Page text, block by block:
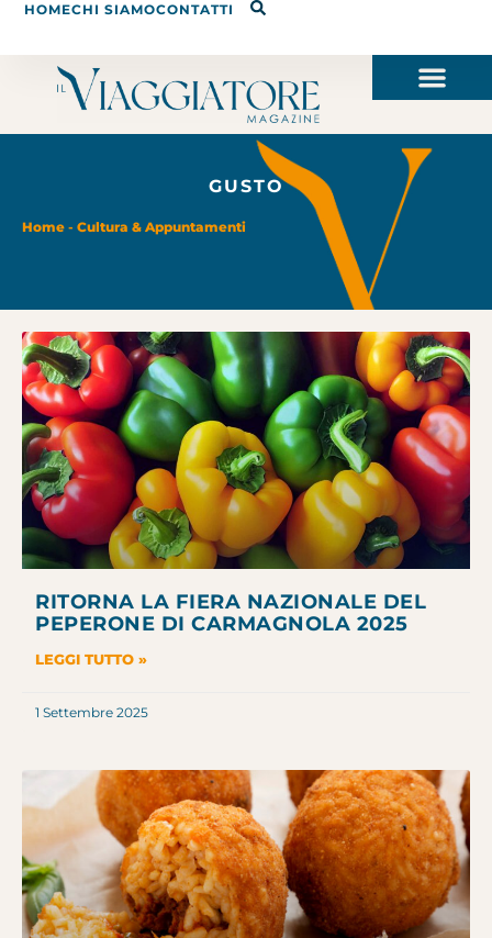
HOMECHI SIAMOCONTATTI
GUSTO
Home - Cultura & Appuntamenti
RITORNA LA FIERA NAZIONALE DEL
PEPERONE DI CARMAGNOLA 2025
LEGGI TUTTO »
1 Settembre 2025